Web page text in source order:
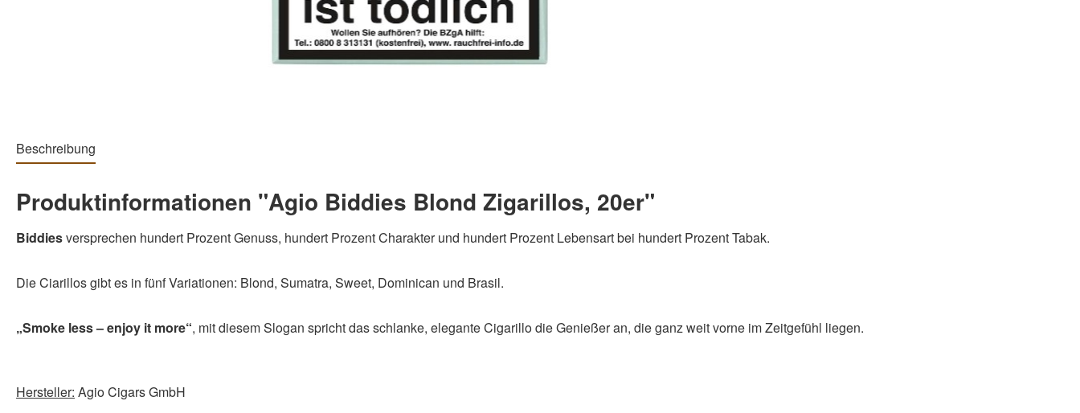
Beschreibung
Produktinformationen "Agio Biddies Blond Zigarillos, 20er"
Biddiesversprechen hundert Prozent Genuss, hundert Prozent Charakter und hundert Prozent Lebensart bei hundert Prozent Tabak.
Die Ciarillos gibt es in fünf Variationen: Blond, Sumatra, Sweet, Dominican und Brasil.
„Smoke less – enjoy it more“, mit diesem Slogan spricht das schlanke, elegante Cigarillo die Genießer an, die ganz weit vorne im Zeitgefühl liegen.
Hersteller: Agio Cigars GmbH